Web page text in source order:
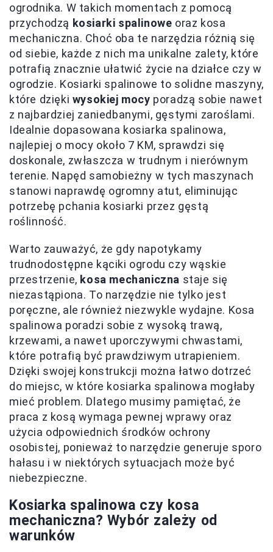
ogrodnika. W takich momentach z pomocą
przychodzą kosiarki spalinowe oraz kosa
mechaniczna. Choć oba te narzędzia różnią się
od siebie, każde z nich ma unikalne zalety, które
potrafią znacznie ułatwić życie na działce czy w
ogrodzie. Kosiarki spalinowe to solidne maszyny,
które dzięki wysokiej mocy poradzą sobie nawet
z najbardziej zaniedbanymi, gęstymi zaroślami.
Idealnie dopasowana kosiarka spalinowa,
najlepiej o mocy około 7 KM, sprawdzi się
doskonale, zwłaszcza w trudnym i nierównym
terenie. Napęd samobieżny w tych maszynach
stanowi naprawdę ogromny atut, eliminując
potrzebę pchania kosiarki przez gęstą
roślinność.
Warto zauważyć, że gdy napotykamy
trudnodostępne kąciki ogrodu czy wąskie
przestrzenie, kosa mechaniczna staje się
niezastąpiona. To narzędzie nie tylko jest
poręczne, ale również niezwykle wydajne. Kosa
spalinowa poradzi sobie z wysoką trawą,
krzewami, a nawet uporczywymi chwastami,
które potrafią być prawdziwym utrapieniem.
Dzięki swojej konstrukcji można łatwo dotrzeć
do miejsc, w które kosiarka spalinowa mogłaby
mieć problem. Dlatego musimy pamiętać, że
praca z kosą wymaga pewnej wprawy oraz
użycia odpowiednich środków ochrony
osobistej, ponieważ to narzędzie generuje sporo
hałasu i w niektórych sytuacjach może być
niebezpieczne.
Kosiarka spalinowa czy kosa
mechaniczna? Wybór zależy od
warunków